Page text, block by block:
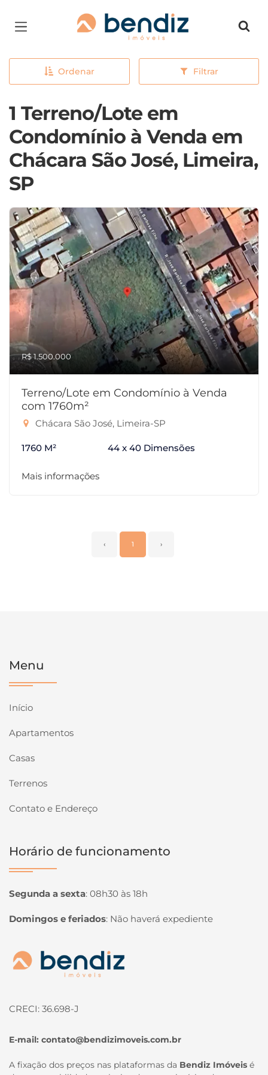
Página inicial
Ordenar Filtrar
1 Terreno/Lote em
Condomínio à Venda em
Chácara São José, Limeira,
SP
R$ 1.500.000
Terreno/Lote em Condomínio à Venda
com 1760m²
Chácara São José, Limeira-SP
1760 M² 44 x 40 Dimensões
Mais informações
‹ 1 ›
Menu
Início
Apartamentos
Casas
Terrenos
Contato e Endereço
Horário de funcionamento
Segunda a sexta: 08h30 às 18h
Domingos e feriados: Não haverá expediente
Página inicial
CRECI: 36.698-J
E-mail: contato@bendizimoveis.com.br
A fixação dos preços nas plataformas da Bendiz Imóveis é